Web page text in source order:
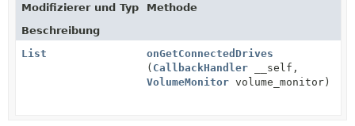
Modifizierer und Typ
Methode
Beschreibung
List
onGetConnectedDrives
( CallbackHandler __self,
VolumeMonitor volume_monitor)